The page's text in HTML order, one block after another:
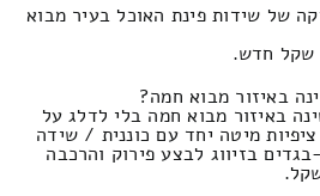
של שידות פינת האוכל בעיר מבוא
באיזור מבוא חמה?
באיזור מבוא חמה בלי לדלג על
מיטה יחד עם כוננית / שידה
בזיווג לבצע פירוק והרכבה